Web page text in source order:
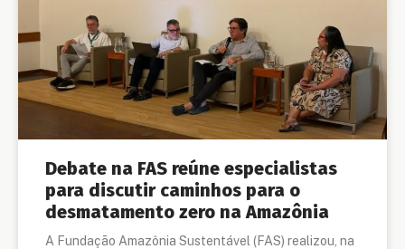
Debate na FAS reúne especialistas
para discutir caminhos para o
desmatamento zero na Amazônia
A Fundação Amazônia Sustentável (FAS) realizou, na